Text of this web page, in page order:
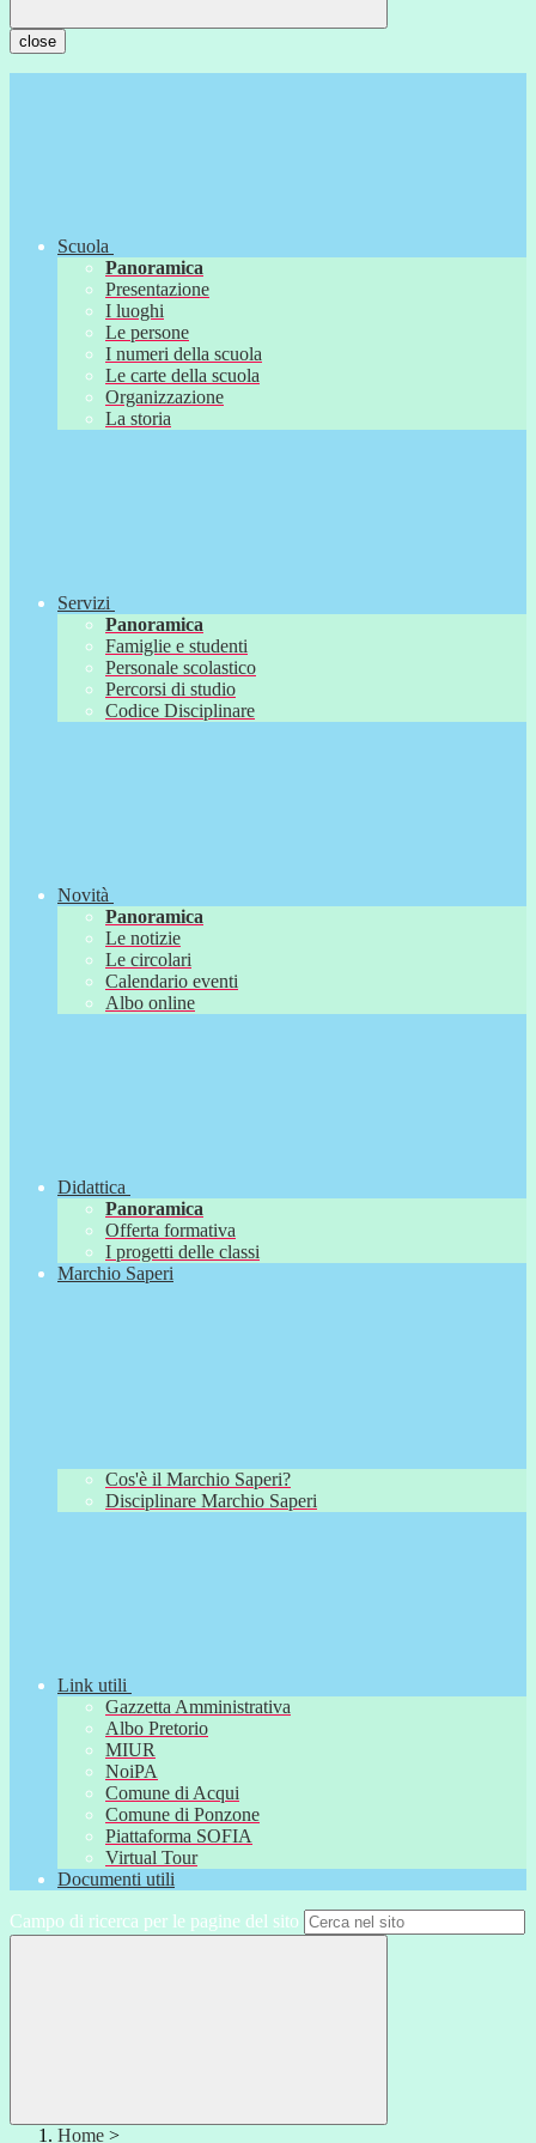
close
Scuola
Panoramica
Presentazione
I luoghi
Le persone
I numeri della scuola
Le carte della scuola
Organizzazione
La storia
Servizi
Panoramica
Famiglie e studenti
Personale scolastico
Percorsi di studio
Codice Disciplinare
Novità
Panoramica
Le notizie
Le circolari
Calendario eventi
Albo online
Didattica
Panoramica
Offerta formativa
I progetti delle classi
Marchio Saperi
Cos'è il Marchio Saperi?
Disciplinare Marchio Saperi
Link utili
Gazzetta Amministrativa
Albo Pretorio
MIUR
NoiPA
Comune di Acqui
Comune di Ponzone
Piattaforma SOFIA
Virtual Tour
Documenti utili
Campo di ricerca per le pagine del sito
Home >